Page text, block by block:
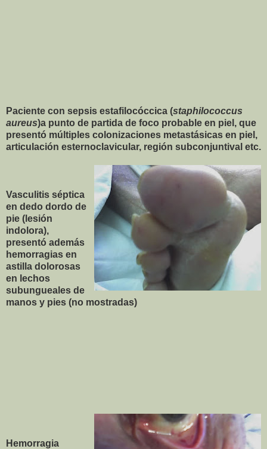
Paciente con sepsis estafilocóccica (staphilococcus
aureus)a punto de partida de foco probable en piel, que
presentó múltiples colonizaciones metastásicas en piel,
articulación esternoclavicular, región subconjuntival etc.
Vasculitis séptica
en dedo dordo de
pie (lesión
indolora),
presentó además
hemorragias en
astilla dolorosas
en lechos
subungueales de
manos y pies (no mostradas)
Hemorragia